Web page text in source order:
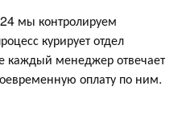
мы контролируем
курирует отдел
каждый менеджер отвечает
оплату по ним.